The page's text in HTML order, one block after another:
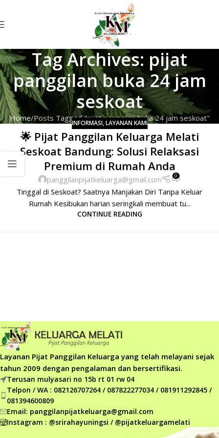
Tag Archives: pijat
panggilan buka 24 jam
seskoat
Home Posts Tagged "pijat panggilan buka 24 jam seskoat"
INFORMASI,LAYANAN KAMI
🌟 Pijat Panggilan Keluarga Melati
Seskoat Bandung: Solusi Relaksasi
Premium di Rumah Anda
panggilanpijatkeluarga@gmail.com 0
Tinggal di Seskoat? Saatnya Manjakan Diri Tanpa Keluar
Rumah Kesibukan harian seringkali membuat tu...
CONTINUE READING
Layanan Pijat Panggilan Keluarga yang telah melayani sejak
tahun 2009 dengan pengalaman dan bersertifikasi.
Terusan mulyasari no 15b rt 01 rw 04
Telpon / WA : 082126707264 / 087822277034 / 081911292845 /
081394600809
Email: panggilanpijatkeluarga@gmail.com
Instagram : @srirahayuningsi / @pijatkeluargamelati